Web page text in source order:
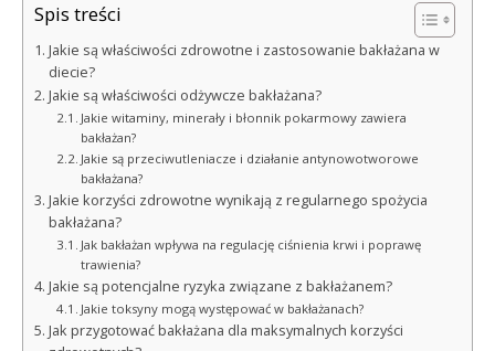
Spis treści
Jakie są właściwości zdrowotne i zastosowanie bakłażana w
diecie?
Jakie są właściwości odżywcze bakłażana?
Jakie witaminy, minerały i błonnik pokarmowy zawiera
bakłażan?
Jakie są przeciwutleniacze i działanie antynowotworowe
bakłażana?
Jakie korzyści zdrowotne wynikają z regularnego spożycia
bakłażana?
Jak bakłażan wpływa na regulację ciśnienia krwi i poprawę
trawienia?
Jakie są potencjalne ryzyka związane z bakłażanem?
Jakie toksyny mogą występować w bakłażanach?
Jak przygotować bakłażana dla maksymalnych korzyści